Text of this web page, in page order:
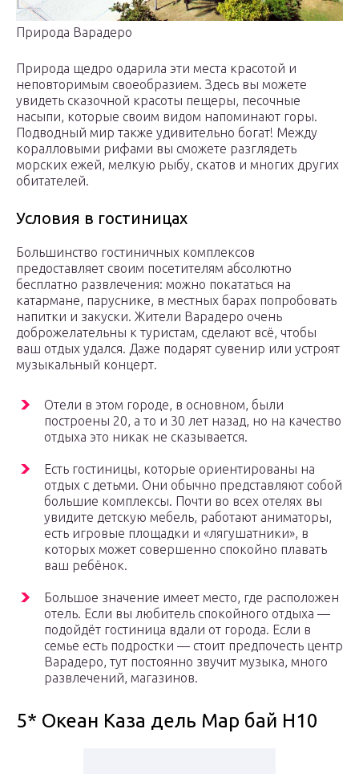
Природа Варадеро
Природа щедро одарила эти места красотой и
неповторимым своеобразием. Здесь вы можете
увидеть сказочной красоты пещеры, песочные
насыпи, которые своим видом напоминают горы.
Подводный мир также удивительно богат! Между
коралловыми рифами вы сможете разглядеть
морских ежей, мелкую рыбу, скатов и многих других
обитателей.
Условия в гостиницах
Большинство гостиничных комплексов
предоставляет своим посетителям абсолютно
бесплатно развлечения: можно покататься на
катармане, паруснике, в местных барах попробовать
напитки и закуски. Жители Варадеро очень
доброжелательны к туристам, сделают всё, чтобы
ваш отдых удался. Даже подарят сувенир или устроят
музыкальный концерт.
Отели в этом городе, в основном, были
построены 20, а то и 30 лет назад, но на качество
отдыха это никак не сказывается.
Есть гостиницы, которые ориентированы на
отдых с детьми. Они обычно представляют собой
большие комплексы. Почти во всех отелях вы
увидите детскую мебель, работают аниматоры,
есть игровые площадки и «лягушатники», в
которых может совершенно спокойно плавать
ваш ребёнок.
Большое значение имеет место, где расположен
отель. Если вы любитель спокойного отдыха —
подойдёт гостиница вдали от города. Если в
семье есть подростки — стоит предпочесть центр
Варадеро, тут постоянно звучит музыка, много
развлечений, магазинов.
5* Океан Каза дель Мар бай Н10